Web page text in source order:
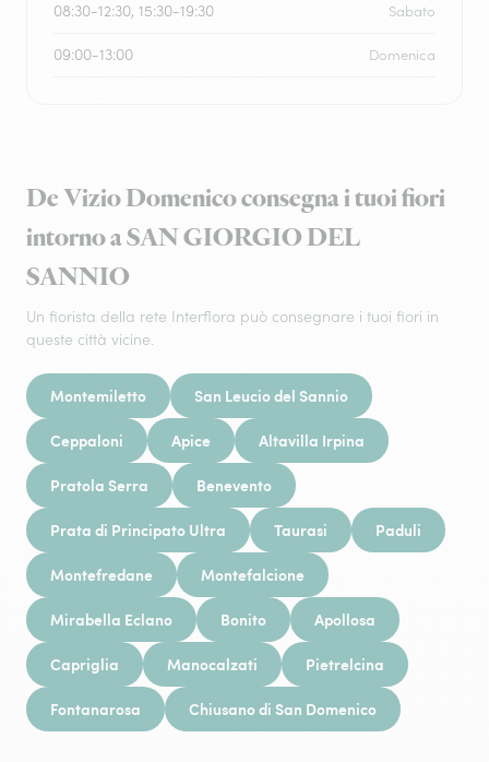
08:30-12:30, 15:30-19:30 Sabato
09:00-13:00 Domenica
De Vizio Domenico consegna i tuoi fiori
intorno a SAN GIORGIO DEL
SANNIO
Un fiorista della rete Interflora può consegnare i tuoi fiori in
queste città vicine.
Montemiletto San Leucio del Sannio
Ceppaloni Apice Altavilla Irpina
Pratola Serra Benevento
Prata di Principato Ultra Taurasi Paduli
Montefredane Montefalcione
Mirabella Eclano Bonito Apollosa
Capriglia Manocalzati Pietrelcina
Fontanarosa Chiusano di San Domenico